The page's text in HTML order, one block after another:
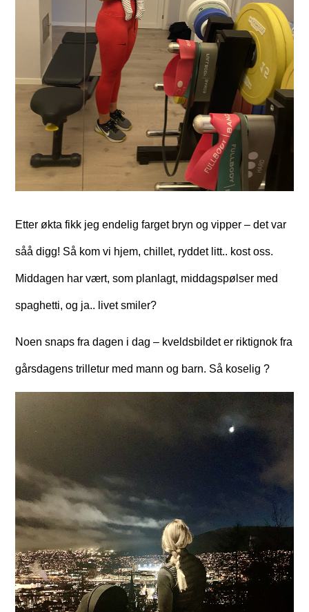
Etter økta fikk jeg endelig farget bryn og vipper – det var
såå digg! Så kom vi hjem, chillet, ryddet litt.. kost oss.
Middagen har vært, som planlagt, middagspølser med
spaghetti, og ja.. livet smiler?
Noen snaps fra dagen i dag – kveldsbildet er riktignok fra
gårsdagens trilletur med mann og barn. Så koselig ?